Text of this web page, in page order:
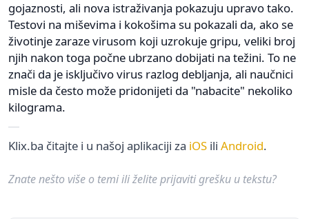
gojaznosti, ali nova istraživanja pokazuju upravo tako.
Testovi na miševima i kokošima su pokazali da, ako se
životinje zaraze virusom koji uzrokuje gripu, veliki broj
njih nakon toga počne ubrzano dobijati na težini. To ne
znači da je isključivo virus razlog debljanja, ali naučnici
misle da često može pridonijeti da "nabacite" nekoliko
kilograma.
Klix.ba čitajte i u našoj aplikaciji za iOS ili Android.
Znate nešto više o temi ili želite prijaviti grešku u tekstu?